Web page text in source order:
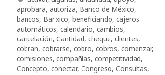
aprobara, autoriza, Banco de México,
bancos, Banxico, beneficiando, cajeros
automáticos, calendario, cambios,
cancelación, Cantidad, cheque, clientes,
cobran, cobrarse, cobro, cobros, comenzar,
comisiones, compañías, competitividad,
Concepto, conectar, Congreso, Consultas,